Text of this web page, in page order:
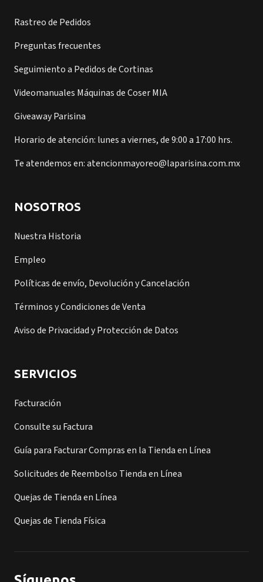
Rastreo de Pedidos
Preguntas frecuentes
Seguimiento a Pedidos de Cortinas
Videomanuales Máquinas de Coser MIA
Giveaway Parisina
Horario de atención: lunes a viernes, de 9:00 a 17:00 hrs.
Te atendemos en: atencionmayoreo@laparisina.com.mx
NOSOTROS
Nuestra Historia
Empleo
Políticas de envío, Devolución y Cancelación
Términos y Condiciones de Venta
Aviso de Privacidad y Protección de Datos
SERVICIOS
Facturación
Consulte su Factura
Guía para Facturar Compras en la Tienda en Línea
Solicitudes de Reembolso Tienda en Línea
Quejas de Tienda en Línea
Quejas de Tienda Física